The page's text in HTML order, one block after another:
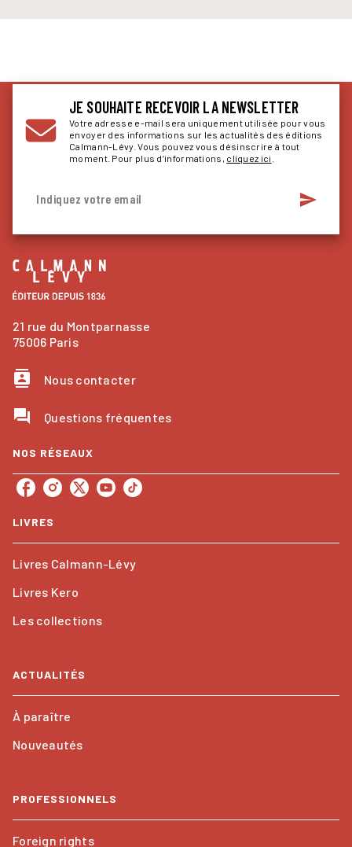
JE SOUHAITE RECEVOIR LA NEWSLETTER
Votre adresse e-mail sera uniquement utilisée pour vous
envoyer des informations sur les actualités des éditions
Calmann-Lévy. Vous pouvez vous désinscrire à tout
moment. Pour plus d’informations, cliquez ici
Indiquez votre email send
21 rue du Montparnasse
75006 Paris
contacts Nous contacter
question_answer Questions fréquentes
NOS RÉSEAUX
LIVRES
Livres Calmann-Lévy
Livres Kero
Les collections
ACTUALITÉS
À paraître
Nouveautés
PROFESSIONNELS
Foreign rights